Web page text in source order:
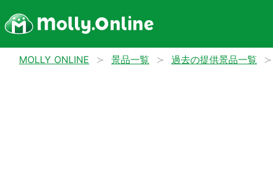
MOLLY ONLINE 景品一覧 過去の提供景品一覧